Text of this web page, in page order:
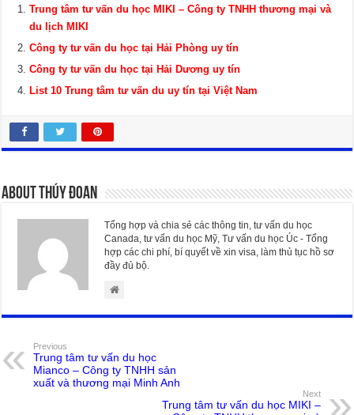
Trung tâm tư vấn du học MIKI – Công ty TNHH thương mại và
du lịch MIKI
Công ty tư vấn du học tại Hải Phòng uy tín
Công ty tư vấn du học tại Hải Dương uy tín
List 10 Trung tâm tư vấn du uy tín tại Việt Nam
About Thúy Đoan
Tổng hợp và chia sẻ các thông tin, tư vấn du học
Canada, tư vấn du học Mỹ, Tư vấn du học Úc - Tổng
hợp các chi phí, bí quyết về xin visa, làm thủ tục hồ sơ
đầy đủ bộ.
Previous
Trung tâm tư vấn du học
Mianco – Công ty TNHH sản
xuất và thương mại Minh Anh
Next
Trung tâm tư vấn du học MIKI –